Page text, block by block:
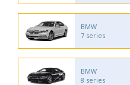
BMW
7 series
BMW
8 series